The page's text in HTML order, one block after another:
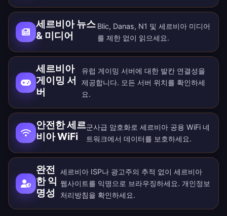
세르비아 뉴스
& 미디어
Blic, Danas, N1 및 세르비아 미디어
를 제한 없이 읽으세요.
세르비아
게이밍 서
버
유럽 게이밍 서버에 대한 발칸 연결성을
제공합니다. 모든 서버 위치를 확인하세
요.
안전한 세르
비아 WiFi
군사급 암호화로 세르비아 공용 WiFi 네
트워크에서 데이터를 보호하세요.
완전
한 익
명성
세르비아 ISP나 광고주의 추적 없이 세르비아
웹사이트를 익명으로 브라우징하세요. 개인정보
처리방침을 확인하세요.